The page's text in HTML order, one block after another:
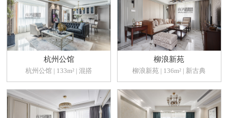
杭州公馆
杭州公馆 | 133m² | 混搭
柳浪新苑
柳浪新苑 | 136m² | 新古典